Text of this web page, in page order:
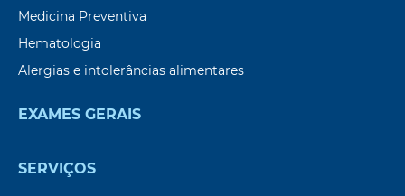
Medicina Preventiva
Hematologia
Alergias e intolerâncias alimentares
EXAMES GERAIS
SERVIÇOS